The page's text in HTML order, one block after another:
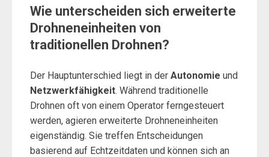
Wie unterscheiden sich erweiterte
Drohneneinheiten von
traditionellen Drohnen?
Der Hauptunterschied liegt in der Autonomie und
Netzwerkfähigkeit. Während traditionelle
Drohnen oft von einem Operator ferngesteuert
werden, agieren erweiterte Drohneneinheiten
eigenständig. Sie treffen Entscheidungen
basierend auf Echtzeitdaten und können sich an